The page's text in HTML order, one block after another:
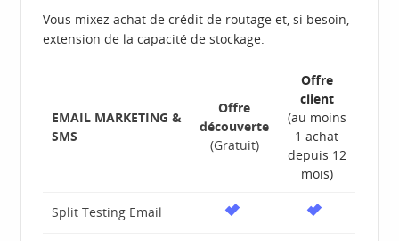
Vous mixez achat de crédit de routage et, si besoin,
extension de la capacité de stockage.
EMAIL MARKETING &
SMS
Offre
découverte
(Gratuit)
Offre
client
(au moins
1 achat
depuis 12
mois)
Split Testing Email